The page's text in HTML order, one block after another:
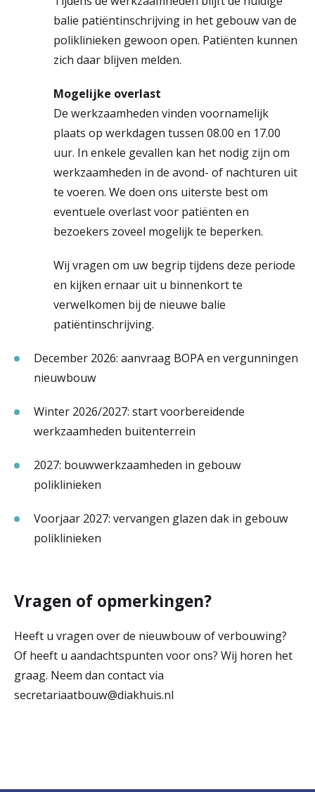
balie patiëntinschrijving in het gebouw van de
poliklinieken gewoon open. Patiënten kunnen
zich daar blijven melden.
Mogelijke overlast
De werkzaamheden vinden voornamelijk
plaats op werkdagen tussen 08.00 en 17.00
uur. In enkele gevallen kan het nodig zijn om
werkzaamheden in de avond- of nachturen uit
te voeren. We doen ons uiterste best om
eventuele overlast voor patiënten en
bezoekers zoveel mogelijk te beperken.
Wij vragen om uw begrip tijdens deze periode
en kijken ernaar uit u binnenkort te
verwelkomen bij de nieuwe balie
patiëntinschrijving.
December 2026: aanvraag BOPA en vergunningen
nieuwbouw
Winter 2026/2027: start voorbereidende
werkzaamheden buitenterrein
2027: bouwwerkzaamheden in gebouw
poliklinieken
Voorjaar 2027: vervangen glazen dak in gebouw
poliklinieken
Vragen of opmerkingen?
Heeft u vragen over de nieuwbouw of verbouwing?
Of heeft u aandachtspunten voor ons? Wij horen het
graag. Neem dan contact via
secretariaatbouw@diakhuis.nl